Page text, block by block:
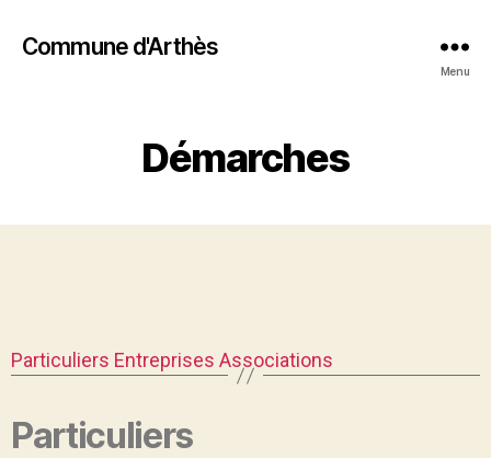
Commune d'Arthès
Menu
Démarches
Particuliers Entreprises Associations
Particuliers